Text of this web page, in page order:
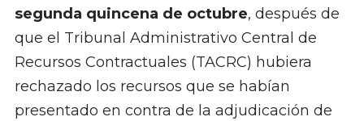
segunda quincena de octubre, después de
que el Tribunal Administrativo Central de
Recursos Contractuales (TACRC) hubiera
rechazado los recursos que se habían
presentado en contra de la adjudicación de